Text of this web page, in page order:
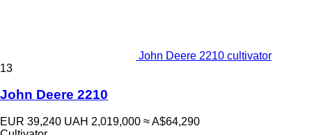
John Deere 2210 cultivator
13
John Deere 2210
EUR 39,240 UAH 2,019,000 ≈ A$64,290